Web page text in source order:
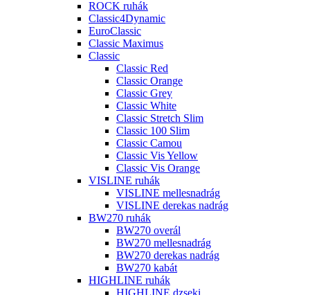
ROCK ruhák
Classic4Dynamic
EuroClassic
Classic Maximus
Classic
Classic Red
Classic Orange
Classic Grey
Classic White
Classic Stretch Slim
Classic 100 Slim
Classic Camou
Classic Vis Yellow
Classic Vis Orange
VISLINE ruhák
VISLINE mellesnadrág
VISLINE derekas nadrág
BW270 ruhák
BW270 overál
BW270 mellesnadrág
BW270 derekas nadrág
BW270 kabát
HIGHLINE ruhák
HIGHLINE dzseki